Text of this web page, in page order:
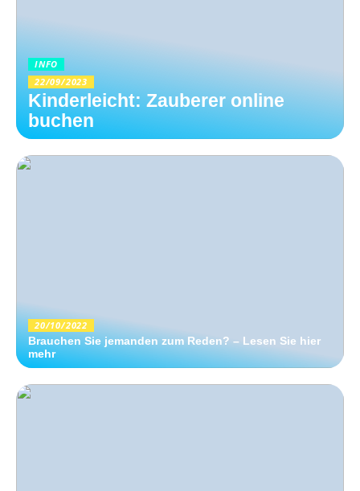
INFO
22/09/2023
Kinderleicht: Zauberer online
buchen
20/10/2022
Brauchen Sie jemanden zum Reden? – Lesen Sie hier
mehr